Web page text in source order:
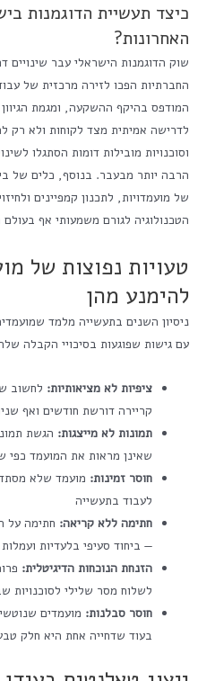
כיצד תעשיית הדוגמנות
האחרונות?
שוק הדוגמנות הישראלי עבר
החברתיות הפכו לזירה מרכזית של
המודפס בהיקף ההשקעה, ומגמת הגיוון
לדרישה אמיתית מצד לקוחות ולא רק
וסוכנויות מובילות דומות הסתגלו
הרבה יותר מבעבר. בנוסף, כלים של
של מועמדויות, לתכנון קמפיינים
הטכנולוגיה לגורם משמעותי אף בעולם
טעויות נפוצות של
להימנע מהן
ניסיון השנים בתעשייה מלמד
עם גישות שפוגעות בסיכויי הקבלה
ציפיות לא מציאותיות: לחשוב
קריירה דורשת חודשים ואף
תמונות לא מייצגות: הגשת
שאינן מראות את המועמד כפי
חוסר זמינות: מועמד שלא
לעבוד בתעשייה
חתימה ללא קריאה: חתימה על
— ביחוד סעיפי בלעדיות ועמלות
הזנחת הנוכחות הדיגיטלית:
לשלוח מסר שלילי לסוכנויות
חוסר סבלנות: מועמדים
בעוד שדחייה אחת היא חלק